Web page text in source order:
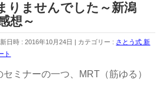
りませんでした～新潟
想～
日時 : 2016年10月24日 カテゴリー : さとう式 新
ト
ミナーの一つ、MRT（筋ゆる）